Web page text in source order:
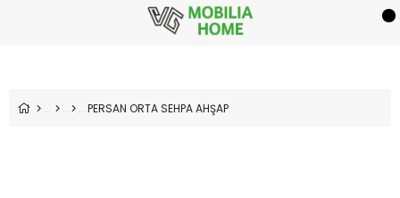
PERSAN ORTA SEHPA AHŞAP